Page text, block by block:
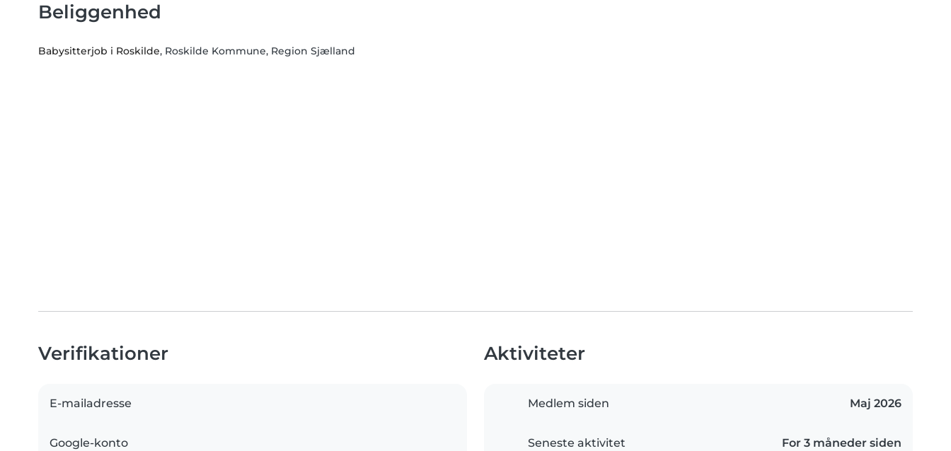
Beliggenhed
Babysitterjob i Roskilde, Roskilde Kommune, Region Sjælland
Verifikationer
E-mailadresse
Google-konto
Aktiviteter
Medlem siden Maj 2026
Seneste aktivitet For 3 måneder siden